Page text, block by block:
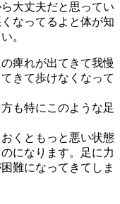
大丈夫だと思ってい
なってるよと体が知
。
痺れが出てきて我慢
きて歩けなくなって
も特にこのような足
くともっと悪い状態
になります。足に力
難になってきてしま